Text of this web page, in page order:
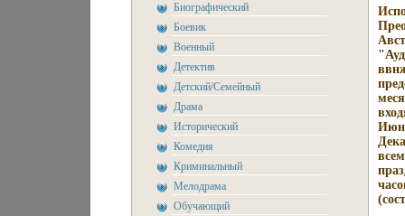
Биографический
Боевик
Военный
Детектив
Детский/Семейный
Драма
Исторический
Комедия
Криминальный
Мелодрама
Обучающий